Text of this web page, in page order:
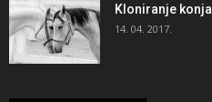
Kloniranje konja
14. 04. 2017.